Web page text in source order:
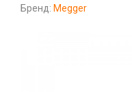
Бренд: Megger